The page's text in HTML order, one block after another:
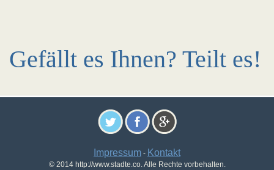
Gefällt es Ihnen? Teilt es!
Impressum - Kontakt
© 2014 http://www.stadte.co. Alle Rechte vorbehalten.